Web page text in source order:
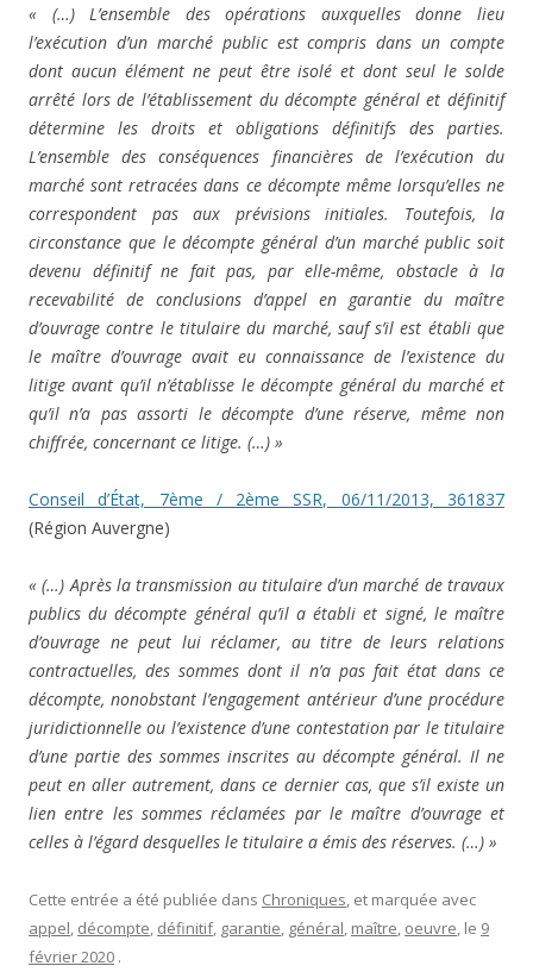
« (…) L’ensemble des opérations auxquelles donne lieu
l’exécution d’un marché public est compris dans un compte
dont aucun élément ne peut être isolé et dont seul le solde
arrêté lors de l’établissement du décompte général et définitif
détermine les droits et obligations définitifs des parties.
L’ensemble des conséquences financières de l’exécution du
marché sont retracées dans ce décompte même lorsqu’elles ne
correspondent pas aux prévisions initiales. Toutefois, la
circonstance que le décompte général d’un marché public soit
devenu définitif ne fait pas, par elle-même, obstacle à la
recevabilité de conclusions d’appel en garantie du maître
d’ouvrage contre le titulaire du marché, sauf s’il est établi que
le maître d’ouvrage avait eu connaissance de l’existence du
litige avant qu’il n’établisse le décompte général du marché et
qu’il n’a pas assorti le décompte d’une réserve, même non
chiffrée, concernant ce litige. (…) »
Conseil d’État, 7ème / 2ème SSR, 06/11/2013, 361837
(Région Auvergne)
« (…) Après la transmission au titulaire d’un marché de travaux
publics du décompte général qu’il a établi et signé, le maître
d’ouvrage ne peut lui réclamer, au titre de leurs relations
contractuelles, des sommes dont il n’a pas fait état dans ce
décompte, nonobstant l’engagement antérieur d’une procédure
juridictionnelle ou l’existence d’une contestation par le titulaire
d’une partie des sommes inscrites au décompte général. Il ne
peut en aller autrement, dans ce dernier cas, que s’il existe un
lien entre les sommes réclamées par le maître d’ouvrage et
celles à l’égard desquelles le titulaire a émis des réserves. (…) »
Cette entrée a été publiée dans Chroniques, et marquée avec
appel, décompte, définitif, garantie, général, maître, oeuvre, le 9
février 2020 .